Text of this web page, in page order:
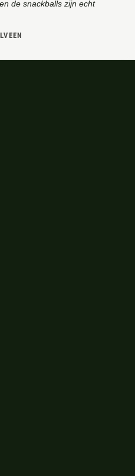
de snackballs zijn echt